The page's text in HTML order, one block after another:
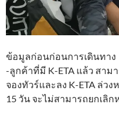
ข้อมูลก่อนก่อนการเดินทาง
-ลูกค้าที่มี K-ETA แล้ว สาม
จองทัวร์และลง K-ETA ล่ว
15 วัน จะไม่สามารถยกเลิ